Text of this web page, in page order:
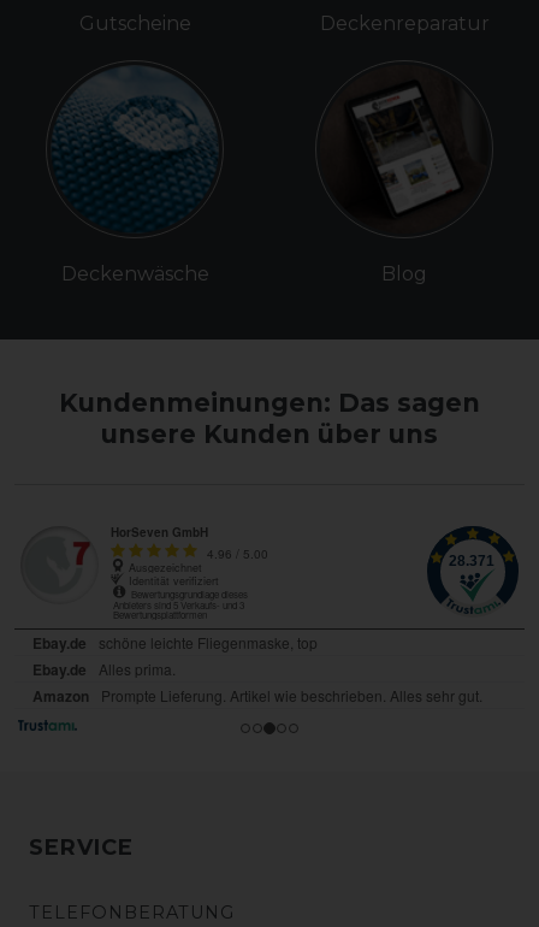
Gutscheine
Deckenwäsche
Deckenreparatur
Blog
Kundenmeinungen: Das sagen
unsere Kunden über uns
SERVICE
TELEFONBERATUNG